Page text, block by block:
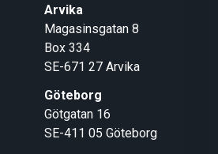
Arvika
Magasinsgatan 8
Box 334
SE-671 27 Arvika
Göteborg
Götgatan 16
SE-411 05 Göteborg